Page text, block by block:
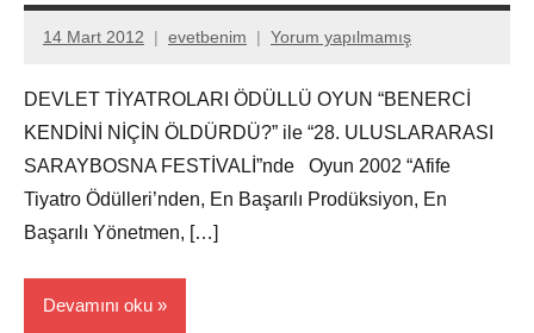
14 Mart 2012 evetbenim Yorum yapılmamış
DEVLET TİYATROLARI ÖDÜLLÜ OYUN “BENERCİ
KENDİNİ NİÇİN ÖLDÜRDÜ?” ile “28. ULUSLARARASI
SARAYBOSNA FESTİVALİ”nde Oyun 2002 “Afife
Tiyatro Ödülleri’nden, En Başarılı Prodüksiyon, En
Başarılı Yönetmen, […]
Devamını oku